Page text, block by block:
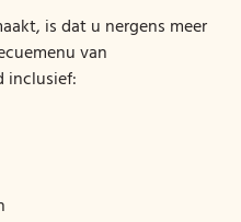
is dat u nergens meer
van
inclusief: